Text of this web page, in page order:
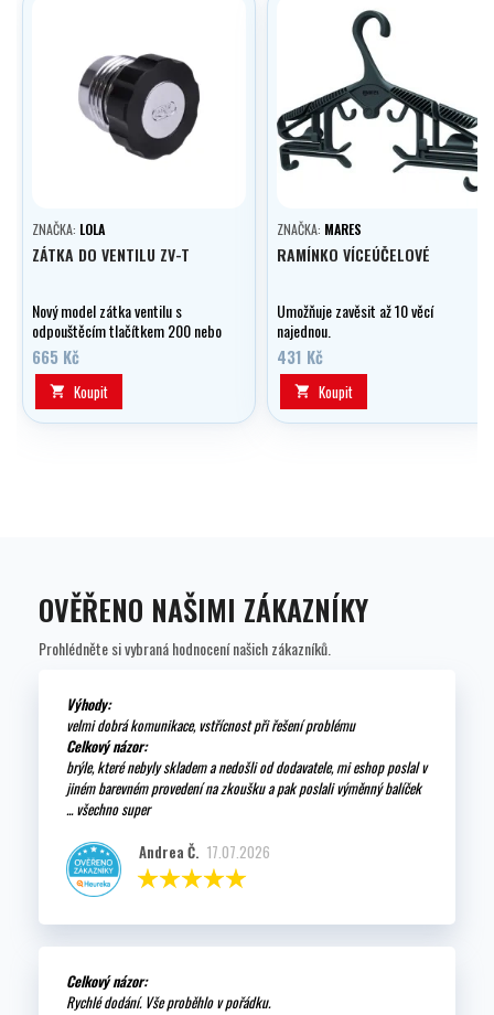
ZNAČKA: LOLA
ZÁTKA DO VENTILU ZV-T
Nový model zátka ventilu s
odpouštěcím tlačítkem 200 nebo
300 Barová.
665 Kč
 Koupit
ZNAČKA: MARES
RAMÍNKO VÍCEÚČELOVÉ
Umožňuje zavěsit až 10 věcí
najednou.
431 Kč
 Koupit
OVĚŘENO NAŠIMI ZÁKAZNÍKY
Prohlédněte si vybraná hodnocení našich zákazníků.
Výhody:
velmi dobrá komunikace, vstřícnost při řešení problému
Celkový názor:
brýle, které nebyly skladem a nedošli od dodavatele, mi eshop poslal v
jiném barevném provedení na zkoušku a pak poslali výměnný balíček
... všechno super
Andrea Č. 17.07.2026
Celkový názor:
Rychlé dodání. Vše proběhlo v pořádku.